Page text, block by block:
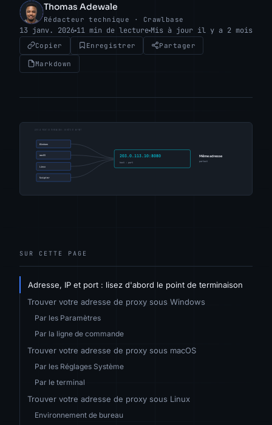
TA
Thomas Adewale
Rédacteur technique · Crawlbase
13 janv. 2026 11 min de lecture Mis à jour il y a 2 mois
Copier Enregistrer Partager
Markdown
SUR CETTE PAGE
Adresse, IP et port : lisez d'abord le point de terminaison
Trouver votre adresse de proxy sous Windows
Par les Paramètres
Par la ligne de commande
Trouver votre adresse de proxy sous macOS
Par les Réglages Système
Par le terminal
Trouver votre adresse de proxy sous Linux
Environnement de bureau